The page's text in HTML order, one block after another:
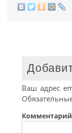
Ваш адрес
Комментарий